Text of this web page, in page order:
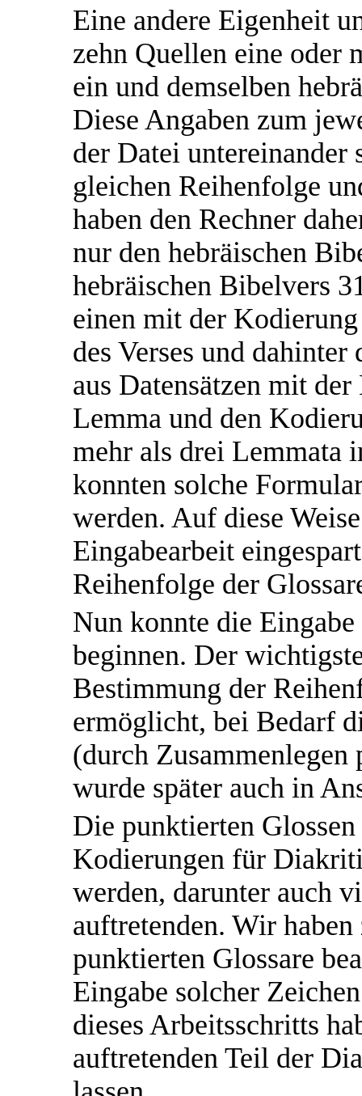
Eine andere Eigenheit
zehn Quellen eine oder
ein und demselben
Diese Angaben zum
der Datei untereinander
gleichen Reihenfolge
haben den Rechner
nur den hebräischen
hebräischen Bibelvers
einen mit der
des Verses und
aus Datensätzen mit
Lemma und den
mehr als drei Lemmata
konnten solche
werden. Auf diese
Eingabearbeit
Reihenfolge der
Nun konnte die
beginnen. Der
Bestimmung der
ermöglicht, bei Bedarf
(durch
wurde später auch in
Die punktierten
Kodierungen für
werden, darunter auch
auftretenden. Wir
punktierten Glossare
Eingabe solcher
dieses Arbeitsschritts
auftretenden Teil der